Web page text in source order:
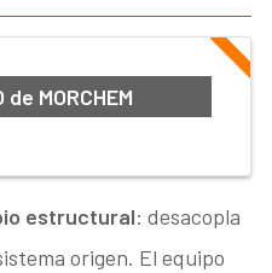
MORCHEM
estructural: desacopla
origen. El equipo